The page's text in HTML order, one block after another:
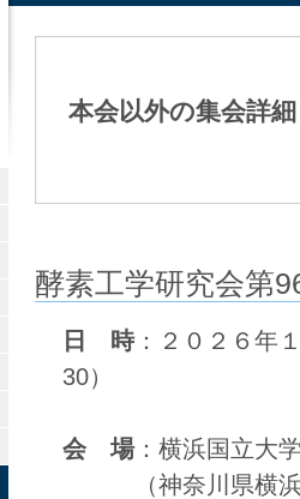
本会以外の集会詳細
酵素工学研究会第
日 時：２０２６年
30）
会 場：横浜国立大
（神奈川県横浜
公益社団法人日本生化学会